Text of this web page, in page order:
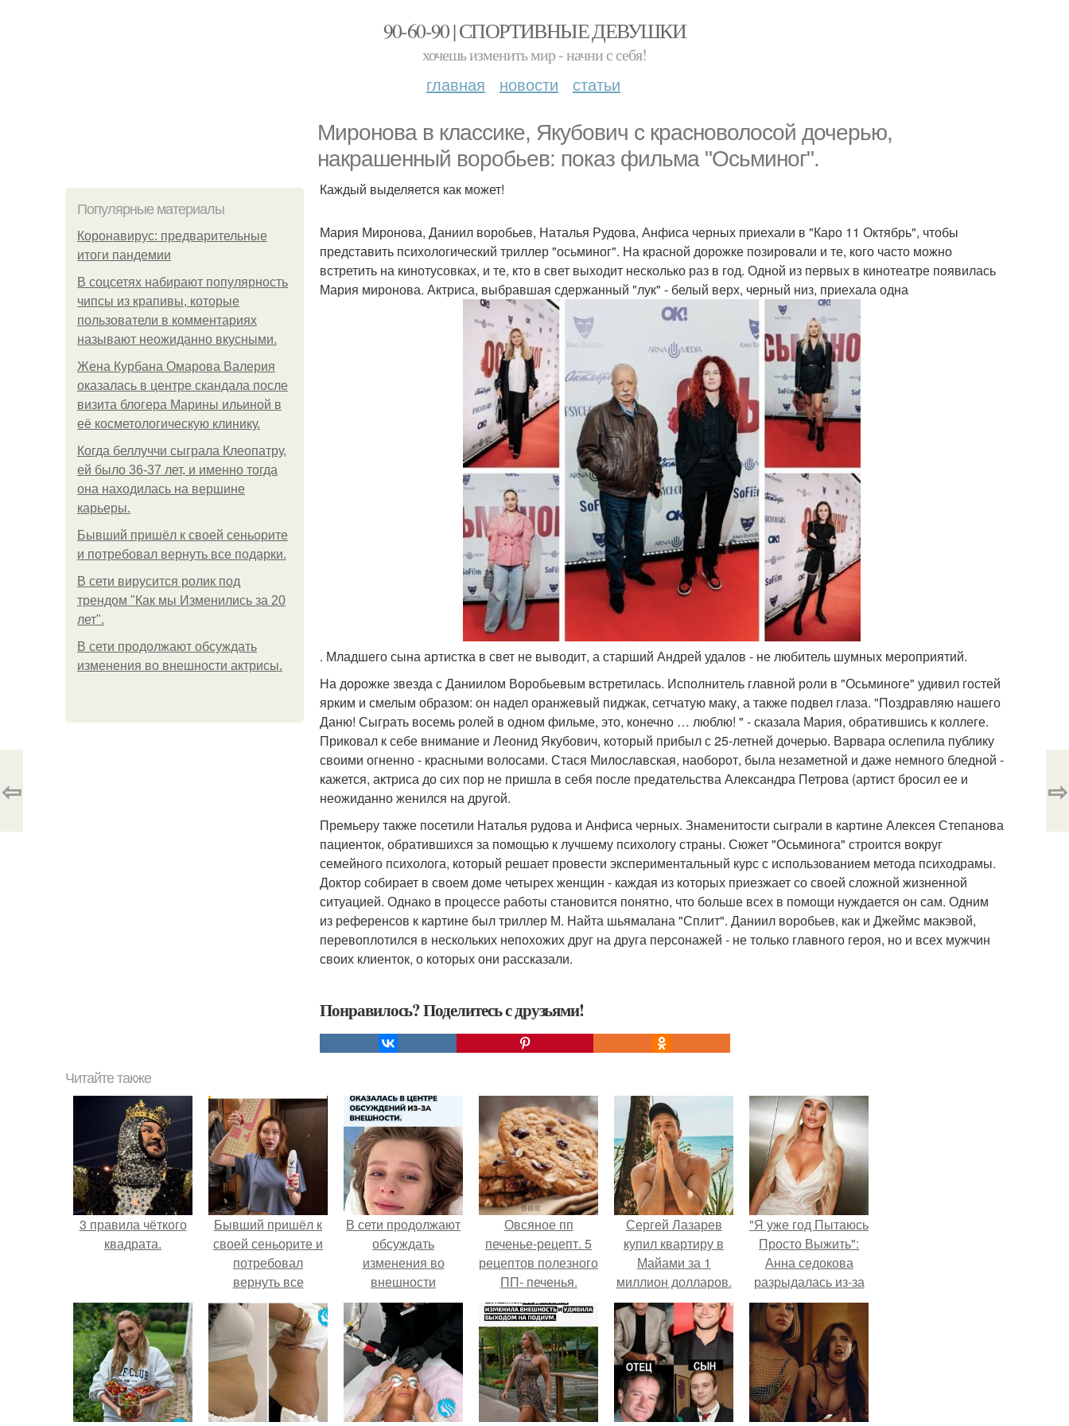
90-60-90 | СПОРТИВНЫЕ ДЕВУШКИ
хочешь изменить мир - начни с себя!
главная новости статьи
Миронова в классике, Якубович с красноволосой дочерью,
накрашенный воробьев: показ фильма "Осьминог".
Популярные материалы
Коронавирус: предварительные
итоги пандемии
В соцсетях набирают популярность
чипсы из крапивы, которые
пользователи в комментариях
называют неожиданно вкусными.
Жена Курбана Омарова Валерия
оказалась в центре скандала после
визита блогера Марины ильиной в
её косметологическую клинику.
Когда беллуччи сыграла Клеопатру,
ей было 36-37 лет, и именно тогда
она находилась на вершине
карьеры.
Бывший пришёл к своей сеньорите
и потребовал вернуть все подарки.
В сети вирусится ролик под
трендом "Как мы Изменились за 20
лет".
В сети продолжают обсуждать
изменения во внешности актрисы.
Каждый выделяется как может!
Мария Миронова, Даниил воробьев, Наталья Рудова, Анфиса черных приехали в "Каро 11 Октябрь", чтобы
представить психологический триллер "осьминог". На красной дорожке позировали и те, кого часто можно
встретить на кинотусовках, и те, кто в свет выходит несколько раз в год. Одной из первых в кинотеатре появилась
Мария миронова. Актриса, выбравшая сдержанный "лук" - белый верх, черный низ, приехала одна
. Младшего сына артистка в свет не выводит, а старший Андрей удалов - не любитель шумных мероприятий.
На дорожке звезда с Даниилом Воробьевым встретилась. Исполнитель главной роли в "Осьминоге" удивил гостей
ярким и смелым образом: он надел оранжевый пиджак, сетчатую маку, а также подвел глаза. "Поздравляю нашего
Даню! Сыграть восемь ролей в одном фильме, это, конечно … люблю! " - сказала Мария, обратившись к коллеге.
Приковал к себе внимание и Леонид Якубович, который прибыл с 25-летней дочерью. Варвара ослепила публику
своими огненно - красными волосами. Стася Милославская, наоборот, была незаметной и даже немного бледной -
кажется, актриса до сих пор не пришла в себя после предательства Александра Петрова (артист бросил ее и
неожиданно женился на другой.
Премьеру также посетили Наталья рудова и Анфиса черных. Знаменитости сыграли в картине Алексея Степанова
пациенток, обратившихся за помощью к лучшему психологу страны. Сюжет "Осьминога" строится вокруг
семейного психолога, который решает провести экспериментальный курс с использованием метода психодрамы.
Доктор собирает в своем доме четырех женщин - каждая из которых приезжает со своей сложной жизненной
ситуацией. Однако в процессе работы становится понятно, что больше всех в помощи нуждается он сам. Одним
из референсов к картине был триллер М. Найта шьямалана "Сплит". Даниил воробьев, как и Джеймс макэвой,
перевоплотился в нескольких непохожих друг на друга персонажей - не только главного героя, но и всех мужчин
своих клиенток, о которых они рассказали.
Понравилось? Поделитесь с друзьями!
⇦ ⇨
Читайте также
3 правила чёткого
квадрата.
Бывший пришёл к
своей сеньорите и
потребовал
вернуть все
подарки.
В сети продолжают
обсуждать
изменения во
внешности
актрисы.
Овсяное пп
печенье-рецепт. 5
рецептов полезного
ПП- печенья.
Сергей Лазарев
купил квартиру в
Майами за 1
миллион долларов.
"Я уже год Пытаюсь
Просто Выжить":
Анна седокова
разрыдалась из-за
жесткой травли и
проклятий в сети.